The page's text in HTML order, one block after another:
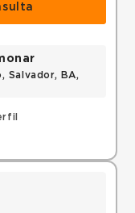
Salvador, BA,